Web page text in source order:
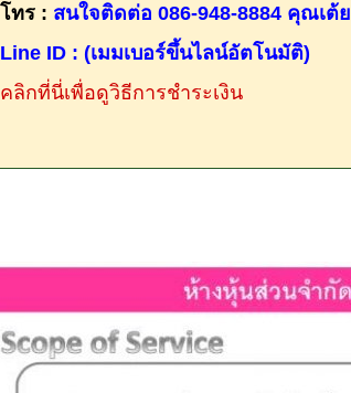
โทร : สนใจติดต่อ 086-948-8884 คุณเต้ย
Line ID : (เมมเบอร์ขึ้นไลน์อัตโนมัติ)
คลิกที่นี่เพื่อดูวิธีการชำระเงิน